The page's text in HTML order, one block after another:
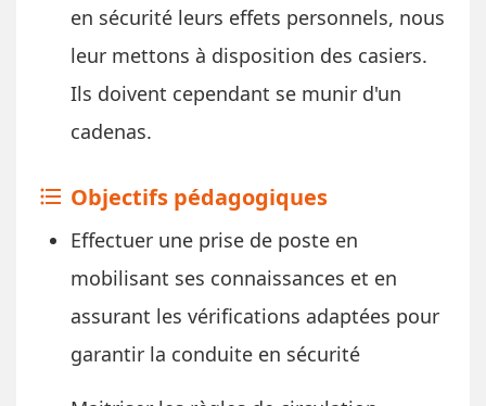
en sécurité leurs effets personnels, nous
leur mettons à disposition des casiers.
Ils doivent cependant se munir d'un
cadenas.
format_list_bulleted Objectifs pédagogiques
Effectuer une prise de poste en
mobilisant ses connaissances et en
assurant les vérifications adaptées pour
garantir la conduite en sécurité